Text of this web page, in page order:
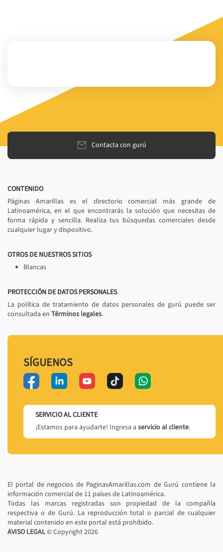
Contacta con gurú
CONTENIDO
Páginas Amarillas es el directorio comercial más grande de
Latinoamérica, en el que encontrarás la solución que necesitas de
forma rápida y sencilla. Realiza tus búsquedas comerciales desde
cualquier lugar y dispositivo.
OTROS DE NUESTROS SITIOS
Blancas
PROTECCIÓN DE DATOS PERSONALES
La política de tratamiento de datos personales de gurú puede ser
consultada en Términos legales.
SÍGUENOS
SERVICIO AL CLIENTE
¡Estamos para ayudarte! Ingresa a servicio al cliente.
El portal de negocios de PaginasAmarillas.com de Gurú contiene la
información comercial de 11 países de Latinoamérica.
Todas las marcas registradas son propiedad de la compañía
respectiva o de Gurú. La reproducción total o parcial de cualquier
material contenido en este portal está prohibido.
AVISO LEGAL© Copyright2026